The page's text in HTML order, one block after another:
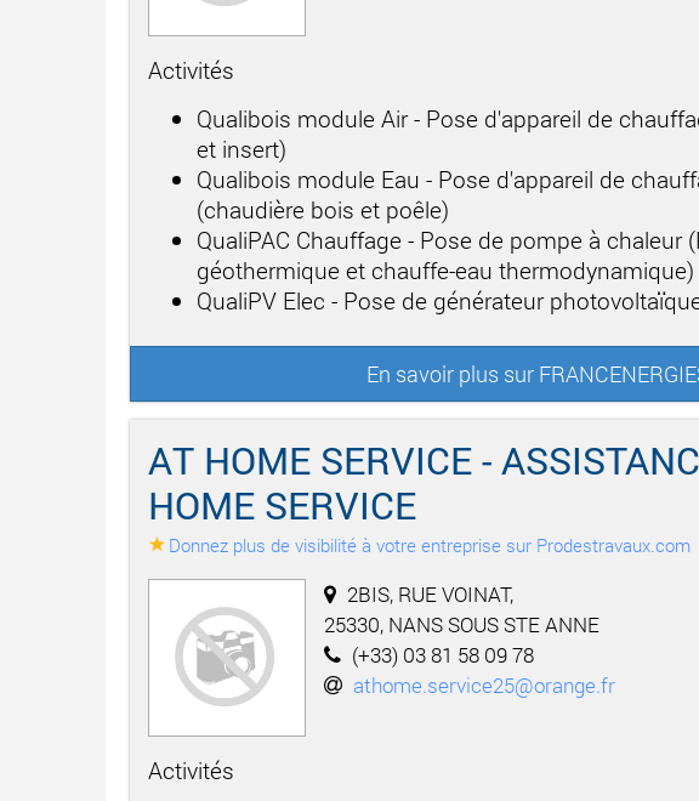
Activités
Qualibois module Air - Pose d'appareil de
et insert)
Qualibois module Eau - Pose d'appareil de
(chaudière bois et poêle)
QualiPAC Chauffage - Pose de pompe à chaleur
géothermique et chauffe-eau thermodynamique)
QualiPV Elec - Pose de générateur
En savoir plus sur
AT HOME SERVICE -
HOME SERVICE
Donnez plus de visibilité à votre entreprise sur Prodestravaux.com
2BIS, RUE VOINAT,
25330, NANS SOUS STE ANNE
(+33) 03 81 58 09 78
athome.service25@orange.fr
Activités